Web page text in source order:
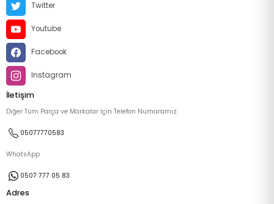
Twitter
Youtube
Facebook
Instagram
İletişim
Diğer Tüm Parça ve Markalar İçin Telefon Numaramız:
05077770583
WhatsApp
0507 777 05 83
Adres